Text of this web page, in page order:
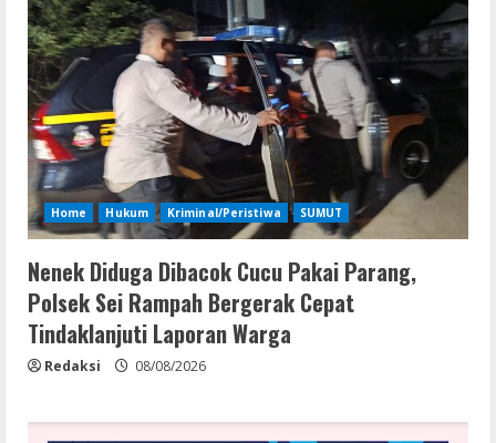
Home Hukum Kriminal/Peristiwa SUMUT
Nenek Diduga Dibacok Cucu Pakai Parang,
Polsek Sei Rampah Bergerak Cepat
Tindaklanjuti Laporan Warga
Redaksi 08/08/2026